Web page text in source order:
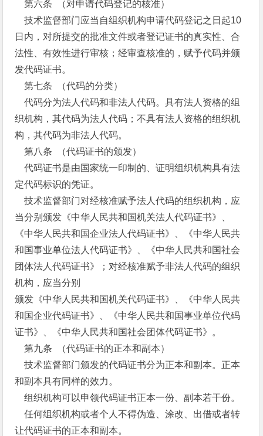
第六条 （对申请代码登记的核准）
技术监督部门应当自组织机构申请代码登记之日起10
日内，对所提交的批准文件或者登记证书的真实性、合
法性、有效性进行审核；经审查核准的，赋予代码并颁
发代码证书。
第七条 （代码的分类）
代码分为法人代码和非法人代码。具有法人资格的组
织机构，其代码为法人代码；不具有法人资格的组织机
构，其代码为非法人代码。
第八条 （代码证书的颁发）
代码证书是由国家统一印制的、证明组织机构具有法
定代码标识的凭证。
技术监督部门对经核准赋予法人代码的组织机构，应
当分别颁发《中华人民共和国机关法人代码证书》、
《中华人民共和国企业法人代码证书》、《中华人民共
和国事业单位法人代码证书》、《中华人民共和国社会
团体法人代码证书》；对经核准赋予非法人代码的组织
机构，应当分别
颁发《中华人民共和国机关代码证书》、《中华人民共
和国企业代码证书》、《中华人民共和国事业单位代码
证书》、《中华人民共和国社会团体代码证书》。
第九条 （代码证书的正本和副本）
技术监督部门颁发的代码证书分为正本和副本。正本
和副本具有同样的效力。
组织机构可以申领代码证书正本一份、副本若干份。
任何组织机构或者个人不得伪造、涂改、出借或者转
让代码证书的正本和副本。